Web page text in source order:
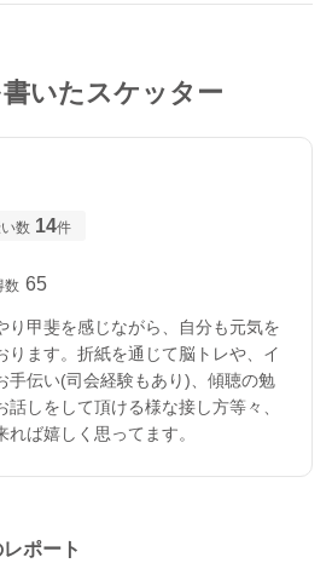
いたスケッター
数 14件
数 65
り甲斐を感じながら、自分も元気を
ります。折紙を通じて脳トレや、イ
手伝い(司会経験もあり)、傾聴の勉
しをして頂ける様な接し方等々、
ば嬉しく思ってます。
ポート